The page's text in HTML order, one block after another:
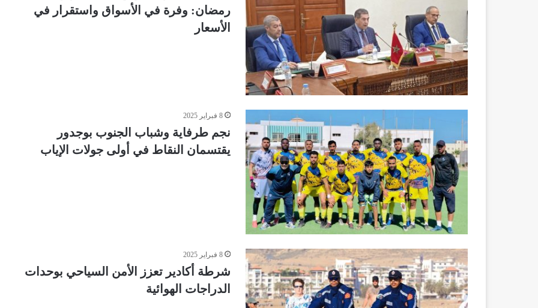
رمضان: وفرة في الأسواق واستقرار في
الأسعار
8 فبراير 2025
نجم طرفاية وشباب الجنوب بوجدور
يقتسمان النقاط في أولى جولات الإياب
8 فبراير 2025
شرطة أكادير تعزز الأمن السياحي بوحدات
الدراجات الهوائية